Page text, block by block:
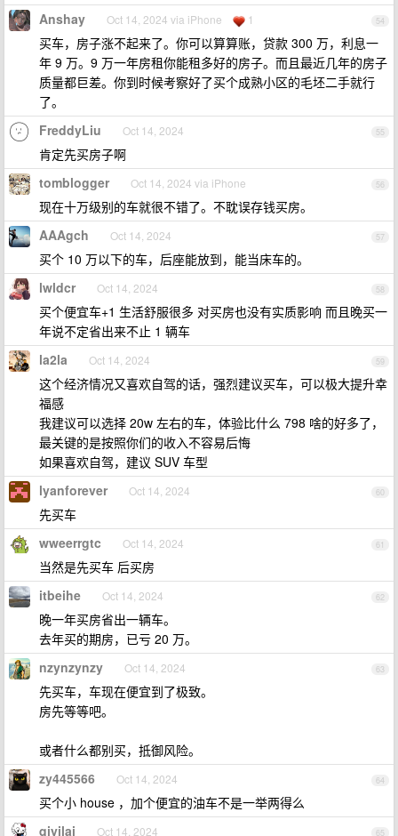
54
Anshay Oct 14, 2024 via iPhone 1
买车，房子涨不起来了。你可以算算账，贷款 300 万，利息一
年 9 万。9 万一年房租你能租多好的房子。而且最近几年的房子
质量都巨差。你到时候考察好了买个成熟小区的毛坯二手就行
了。
55
FreddyLiu Oct 14, 2024
肯定先买房子啊
56
tomblogger Oct 14, 2024 via iPhone
现在十万级别的车就很不错了。不耽误存钱买房。
57
AAAgch Oct 14, 2024
买个 10 万以下的车，后座能放到，能当床车的。
58
lwldcr Oct 14, 2024
买个便宜车+1 生活舒服很多 对买房也没有实质影响 而且晚买一
年说不定省出来不止 1 辆车
59
la2la Oct 14, 2024
这个经济情况又喜欢自驾的话，强烈建议买车，可以极大提升幸
福感
我建议可以选择 20w 左右的车，体验比什么 798 啥的好多了，
最关键的是按照你们的收入不容易后悔
如果喜欢自驾，建议 SUV 车型
60
lyanforever Oct 14, 2024
先买车
61
wweerrgtc Oct 14, 2024
当然是先买车 后买房
62
itbeihe Oct 14, 2024
晚一年买房省出一辆车。
去年买的期房，已亏 20 万。
63
nzynzynzy Oct 14, 2024
先买车，车现在便宜到了极致。
房先等等吧。
或者什么都别买，抵御风险。
64
zy445566 Oct 14, 2024
买个小 house ，加个便宜的油车不是一举两得么
65
qiyilai Oct 14, 2024